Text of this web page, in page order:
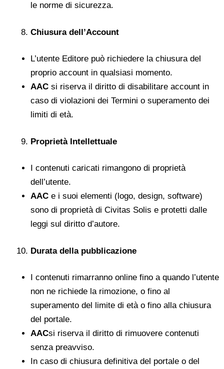
le norme di sicurezza.
Chiusura dell’Account
L’utente Editore può richiedere la chiusura del
proprio account in qualsiasi momento.
AAC si riserva il diritto di disabilitare account in
caso di violazioni dei Termini o superamento dei
limiti di età.
Proprietà Intellettuale
I contenuti caricati rimangono di proprietà
dell’utente.
AAC e i suoi elementi (logo, design, software)
sono di proprietà di Civitas Solis e protetti dalle
leggi sul diritto d’autore.
Durata della pubblicazione
I contenuti rimarranno online fino a quando l’utente
non ne richiede la rimozione, o fino al
superamento del limite di età o fino alla chiusura
del portale.
AACsi riserva il diritto di rimuovere contenuti
senza preavviso.
In caso di chiusura definitiva del portale o del